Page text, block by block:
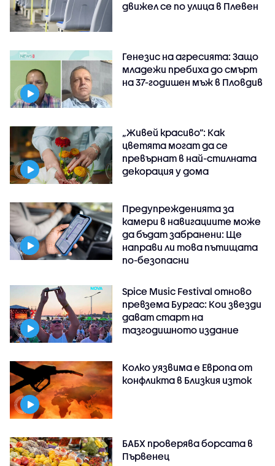
движел се по улица в Плевен
Генезис на агресията: Защо
младежи пребиха до смърт
на 37-годишен мъж в Пловдив
„Живей красиво”: Как
цветята могат да се
превърнат в най-стилната
декорация у дома
Предупрежденията за
камери в навигациите може
да бъдат забранени: Ще
направи ли това пътищата
по-безопасни
Spice Music Festival отново
превзема Бургас: Кои звезди
дават старт на
тазгодишното издание
Колко уязвима е Европа от
конфликта в Близкия изток
БАБХ проверява борсата в
Първенец